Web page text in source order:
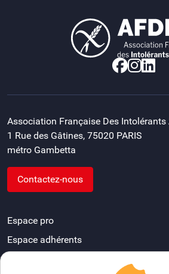
Association Française Des Intolérants
1 Rue des Gâtines, 75020 PARIS
métro Gambetta
Contactez-nous
Espace pro
Espace adhérents